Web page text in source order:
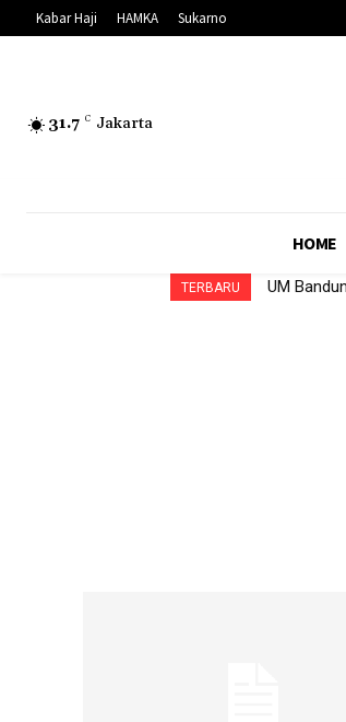
Kabar Haji HAMKA Sukarno
31.7 C Jakarta
HOME
TERBARU UM